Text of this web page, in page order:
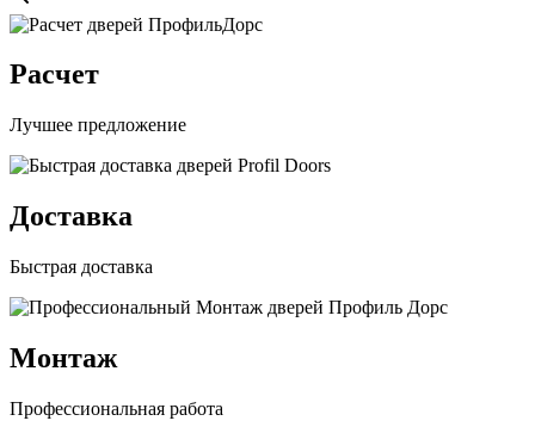
Расчет
Лучшее предложение
Доставка
Быстрая доставка
Монтаж
Профессиональная работа